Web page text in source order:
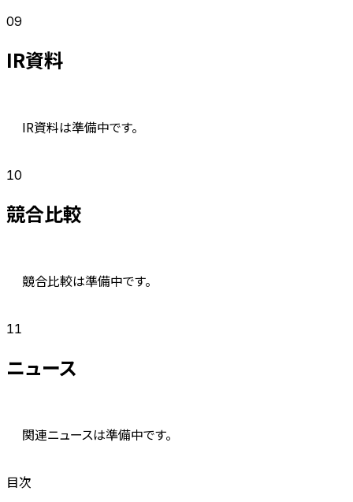
09
IR資料
IR資料は準備中です。
10
競合比較
競合比較は準備中です。
11
ニュース
関連ニュースは準備中です。
目次